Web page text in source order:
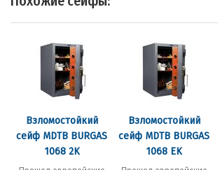
Взломостойкий
сейф MDTB BURGAS
1068 2K
Взломостойкий
сейф MDTB BURGAS
1068 EK